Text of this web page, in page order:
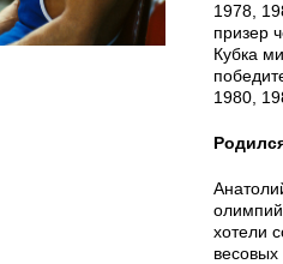
1978,
призер
Кубка
1980,
хотели
весовых